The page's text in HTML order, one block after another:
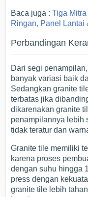
Baca juga :Tiga
Ringan, Panel Lantai
Perbandingan
Dari segi
banyak variasi baik
Sedangkan granite
terbatas jika
dikarenakan granite
penampilannya lebih
tidak teratur dan
Granite tile memiliki
karena proses
dengan suhu hingga
press dengan
granite tile lebih